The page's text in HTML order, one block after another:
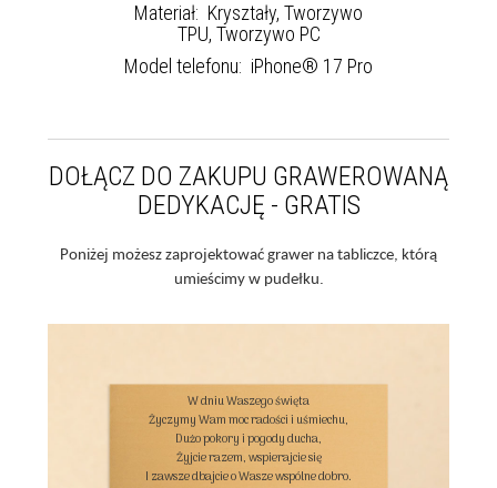
Materiał: Kryształy, Tworzywo
TPU, Tworzywo PC
Model telefonu: iPhone® 17 Pro
DOŁĄCZ DO ZAKUPU GRAWEROWANĄ
DEDYKACJĘ - GRATIS
Poniżej możesz zaprojektować grawer na tabliczce, którą
umieścimy w pudełku.
W dniu Waszego święta
Życzymy Wam moc radości i uśmiechu,
Dużo pokory i pogody ducha,
Żyjcie razem, wspierajcie się
I zawsze dbajcie o Wasze wspólne dobro.